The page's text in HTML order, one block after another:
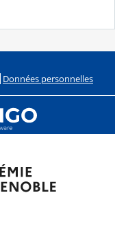
Données personnelles